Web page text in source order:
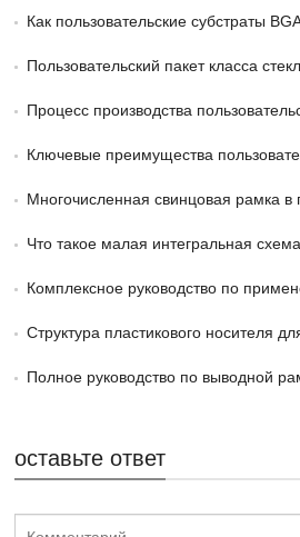
Как пользовательские субстраты BGA/IC
Пользовательский пакет класса стеклянного
Процесс производства
Ключевые преимущества пользовательской
Многочисленная свинцовая рамка в
Что такое малая интегральная
Комплексное руководство по применению
Структура пластикового носителя для чипов с
Полное руководство по выводной рамке
оставьте ответ